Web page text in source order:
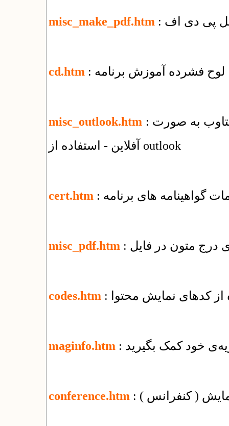
misc_make_pdf.htm
cd.htm : لوح فشرده آموزش برنامه
misc_outlook.htm : راهنمای استفاده از سرویس ایمیل شرکت یکتاوب به صورت
آفلاین - استفاده از outlook
cert.htm گواهینامه های برنامه
misc_pdf.htm
codes.htm از کدهای نمایش محتوا
maginfo.htm خود کمک بگیرید
conference.htm ( کنفرانس )